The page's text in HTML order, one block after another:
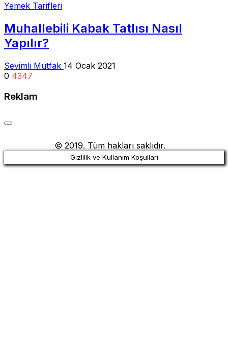
Yemek Tarifleri
Muhallebili Kabak Tatlısı Nasıl
Yapılır?
Sevimli Mutfak 14 Ocak 2021
0 4347
Reklam
© 2019. Tüm hakları saklıdır.
Gizlilik ve Kullanım Koşulları